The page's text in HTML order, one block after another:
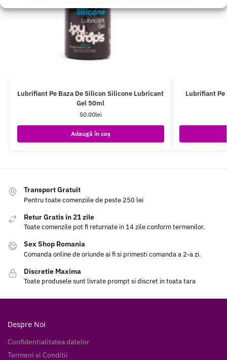
Lubrifiant Pe Baza De Silicon Silicone Lubricant
Gel 50ml
50.00lei
Adaugă în coș
Lubrifiant Pe
Transport Gratuit
Pentru toate comenziile de peste 250 lei
Retur Gratis in 21 zile
Toate comenzile pot fi returnate in 14 zile conform termenilor.
Sex Shop Romania
Comanda online de oriunde ai fi si primesti comanda a 2-a zi.
Discretie Maxima
Toate produsele sunt livrate prompt si discret in toata tara
Despre Noi
Confidentialitatea datelor
Termeni si Conditii